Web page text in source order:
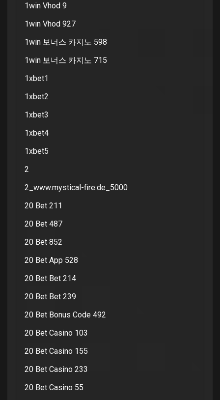
1win Vhod 9
1win Vhod 927
1win 보너스 카지노 598
1win 보너스 카지노 715
1xbet1
1xbet2
1xbet3
1xbet4
1xbet5
2
2_www.mystical-fire.de_5000
20 Bet 211
20 Bet 487
20 Bet 852
20 Bet App 528
20 Bet Bet 214
20 Bet Bet 239
20 Bet Bonus Code 492
20 Bet Casino 103
20 Bet Casino 155
20 Bet Casino 233
20 Bet Casino 55